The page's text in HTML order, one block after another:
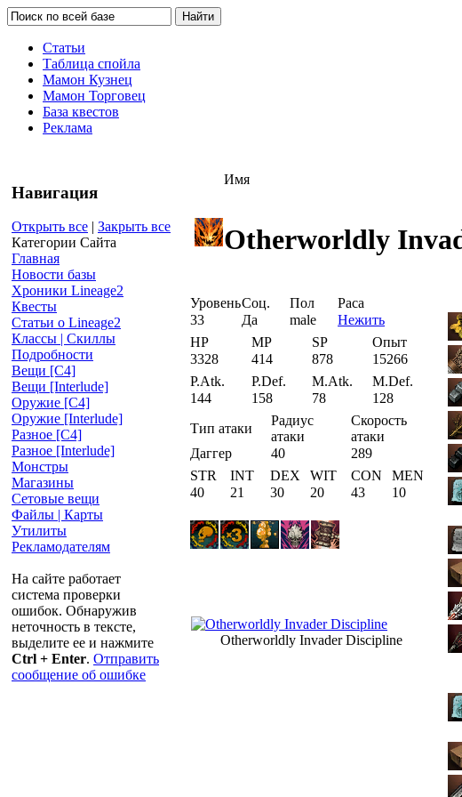
Статьи
Таблица спойла
Мамон Кузнец
Мамон Торговец
База квестов
Реклама
Навигация
Открыть все | Закрыть все
Категории Сайта
Главная
Новости базы
Хроники Lineage2
Квесты
Статьи о Lineage2
Классы | Скиллы
Подробности
Вещи [С4]
Вещи [Interlude]
Оружие [С4]
Оружие [Interlude]
Разное [C4]
Разное [Interlude]
Монстры
Магазины
Сетовые вещи
Файлы | Карты
Утилиты
Рекламодателям
На сайте работает
система проверки
ошибок. Обнаружив
неточность в тексте,
выделите ее и нажмите
Ctrl + Enter. Отправить
сообщение об ошибке
Имя
Otherworldly
УровеньСоц. Пол
Раса
33
Да male
Нежить
HP
MP SP
Опыт
3328
414 878
15266
P.Atk.
P.Def. M.Atk.
M.Def.
144
158 78
128
Тип атаки
Радиус
атаки
Скорость
атаки
Даггер
40
289
STR
INT DEX WIT CON
MEN
40
21 30 20 43 10
Otherworldly Invader Discipline